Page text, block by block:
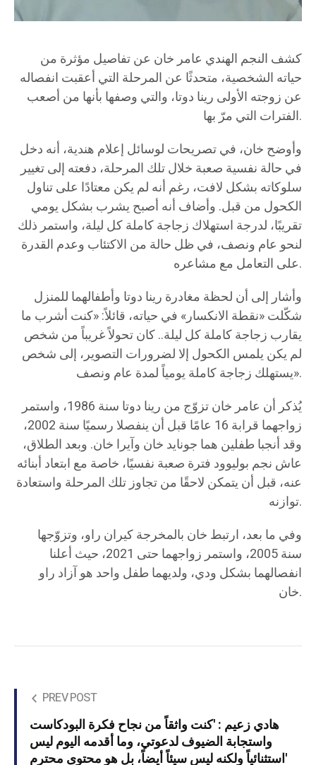
كشف النجم الهندي عامر خان عن تفاصيل مؤثرة من
حياته الشخصية، متحدثًا عن المرحلة التي أعقبت انفصاله
عن زوجته الأولى رينا دوتا، والتي وصفها بأنها من أصعب
الفترات التي مرّ بها.
وأوضح خان، في تصريحات لوسائل إعلام هندية، أنه دخل
في حالة نفسية صعبة خلال تلك المرحلة، دفعته إلى تغيير
سلوكاته بشكل لافت، رغم أنه لم يكن معتادًا على تناول
الكحول من قبل. وأضاف أنه أصبح يشرب بشكل يومي
تقريبًا، لدرجة استهلاك زجاجة كاملة كل ليلة، واستمر ذلك
لنحو عام ونصف، في ظل حالة من الاكتئاب وعدم القدرة
على التعامل مع مشاعره.
وأشار إلى أن لحظة مغادرة رينا دوتا وأطفالهما للمنزل
شكّلت «نقطة الانكسار» في حياته، قائلاً: «كنت أشرب ما
يقارب زجاجة كاملة كل ليلة.. كان تحولاً غريباً من شخص
لم يكن يلمس الكحول إلا لضرورات التصوير، إلى شخص
يستهلك زجاجة كاملة يومياً لمدة عام ونصف».
يُذكر أن عامر خان تزوّج من رينا دوتا سنة 1986، واستمر
زواجهما قرابة 16 عامًا قبل أن ينفصلا رسميًا سنة 2002،
وقد أنجبا طفلين هما جونايد خان وآيرا خان. وبعد الطلاق،
عاش نجم بوليوود فترة صعبة نفسيًا، خاصة مع ابتعاد أبنائه
عنه، قبل أن يتمكن لاحقًا من تجاوز تلك المرحلة واستعادة
توازنه.
وفي ما بعد، ارتبط خان بالمخرجة كيران راو، وتزوّجها
سنة 2005، واستمر زواجهما حتى 2021، حيث أعلنا
انفصالهما بشكل ودي، ولديهما طفل واحد هو آزاد راو
خان.
PREV POST
هادي زعيم : 'كنت واثقاً من نجاح فكرة البودكاست
واستجابة الضيوف لدعوتي، وما أقدمه اليوم ليس
استثنائياً ولكنه ليس سيئاً أيضاً، بل هو محتوى محترم'